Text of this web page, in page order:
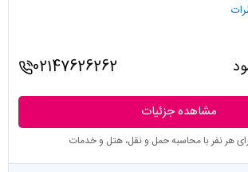
02147626262
مشاهده جزئیات
هر نفر با محاسبه حمل و نقل، هتل و خدمات